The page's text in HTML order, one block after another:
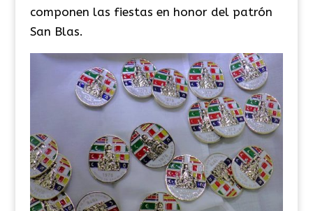
componen las fiestas en honor del patrón
San Blas.